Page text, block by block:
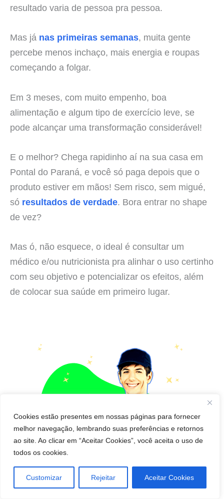
Cookies estão presentes em nossas páginas para fornecer
melhor navegação, lembrando suas preferências e retornos
ao site. Ao clicar em “Aceitar Cookies”, você aceita o uso de
todos os cookies.
Customizar Rejeitar Aceitar Cookies
resultado varia de pessoa pra pessoa.
Mas já nas primeiras semanas, muita gente
percebe menos inchaço, mais energia e roupas
começando a folgar.
Em 3 meses, com muito empenho, boa
alimentação e algum tipo de exercício leve, se
pode alcançar uma transformação considerável!
E o melhor? Chega rapidinho aí na sua casa em
Pontal do Paraná, e você só paga depois que o
produto estiver em mãos! Sem risco, sem migué,
só resultados de verdade. Bora entrar no shape
de vez?
Mas ó, não esquece, o ideal é consultar um
médico e/ou nutricionista pra alinhar o uso certinho
com seu objetivo e potencializar os efeitos, além
de colocar sua saúde em primeiro lugar.